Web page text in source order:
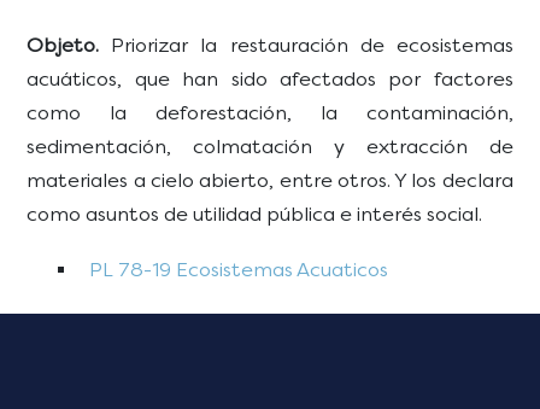
Objeto. Priorizar la restauración de ecosistemas
acuáticos, que han sido afectados por factores
como la deforestación, la contaminación,
sedimentación, colmatación y extracción de
materiales a cielo abierto, entre otros. Y los declara
como asuntos de utilidad pública e interés social.
PL 78-19 Ecosistemas Acuaticos